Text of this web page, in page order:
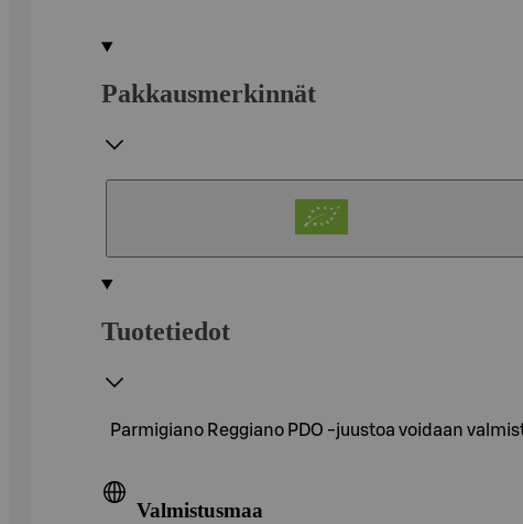
Pakkausmerkinnät
Tuotetiedot
Parmigiano Reggiano PDO -juustoa voidaan
Valmistusmaa